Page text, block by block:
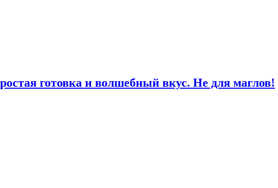
готовка и волшебный вкус. Не для маглов!